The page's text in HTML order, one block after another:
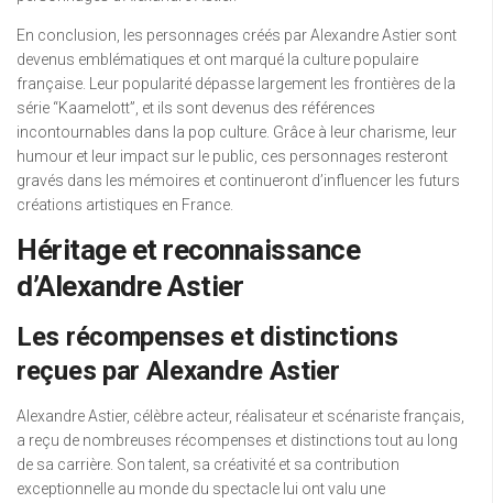
En conclusion, les personnages créés par Alexandre Astier sont
devenus emblématiques et ont marqué la culture populaire
française. Leur popularité dépasse largement les frontières de la
série “Kaamelott”, et ils sont devenus des références
incontournables dans la pop culture. Grâce à leur charisme, leur
humour et leur impact sur le public, ces personnages resteront
gravés dans les mémoires et continueront d’influencer les futurs
créations artistiques en France.
Héritage et reconnaissance
d’Alexandre Astier
Les récompenses et distinctions
reçues par Alexandre Astier
Alexandre Astier, célèbre acteur, réalisateur et scénariste français,
a reçu de nombreuses récompenses et distinctions tout au long
de sa carrière. Son talent, sa créativité et sa contribution
exceptionnelle au monde du spectacle lui ont valu une